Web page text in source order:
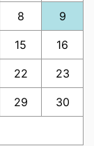
8 9
15 16
22 23
29 30